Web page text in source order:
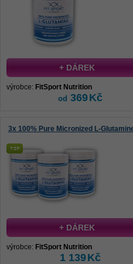
+ DÁREK
výrobce: FitSport Nutrition
od 369Kč
3x 100% Pure Micronized L-
+ DÁREK
výrobce: FitSport Nutrition
1 139Kč